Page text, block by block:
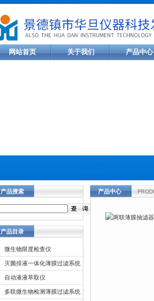
网站首页 关于我们 产品中心
产品搜索
产品目录
微生物限度检查仪
灭菌排液一体化薄膜过滤系统
自动液液萃取仪
多联微生物检测薄膜过滤系统
产品中心